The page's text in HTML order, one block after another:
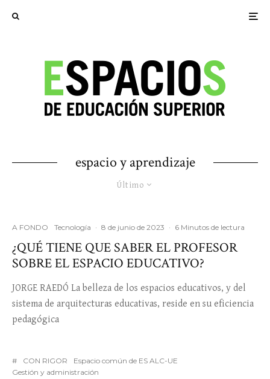
espacio y aprendizaje
Último
A FONDO Tecnología · 8 de junio de 2023 · 6 Minutos de lectura
¿QUÉ TIENE QUE SABER EL PROFESOR
SOBRE EL ESPACIO EDUCATIVO?
JORGE RAEDÓ La belleza de los espacios educativos, y del
sistema de arquitecturas educativas, reside en su eficiencia
pedagógica
# CON RIGOR
Espacio común de ES ALC-UE
Gestión y administración